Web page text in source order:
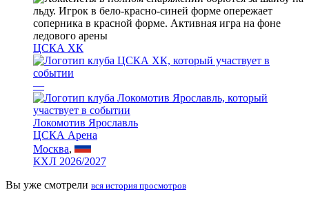
ЦСКА ХК
—
Локомотив Ярославль
ЦСКА Арена
Москва,
КХЛ 2026/2027
Вы уже смотрели вся история просмотров